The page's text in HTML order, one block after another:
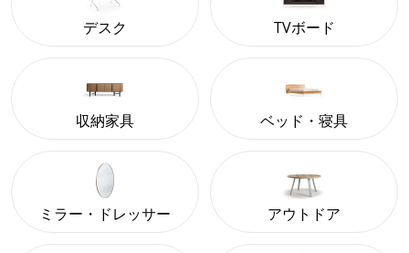
デスク TVボード
収納家具 ベッド・寝具
ミラー・ドレッサー アウトドア